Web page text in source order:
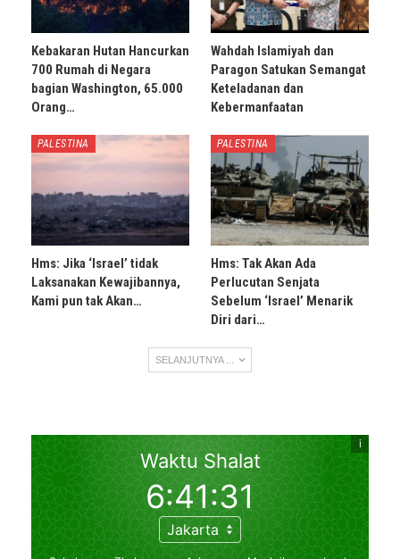
Kebakaran Hutan Hancurkan
700 Rumah di Negara
bagian Washington, 65.000
Orang…
Wahdah Islamiyah dan
Paragon Satukan Semangat
Keteladanan dan
Kebermanfaatan
PALESTINA
Hms: Jika ‘Israel’ tidak
Laksanakan Kewajibannya,
Kami pun tak Akan…
PALESTINA
Hms: Tak Akan Ada
Perlucutan Senjata
Sebelum ‘Israel’ Menarik
Diri dari…
SELANJUTNYA ...